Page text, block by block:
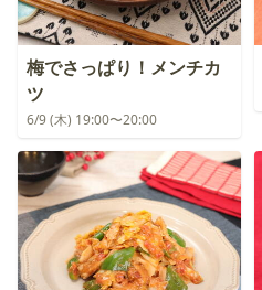
梅でさっぱり！メンチカ
ツ
6/9 (木) 19:00〜20:00